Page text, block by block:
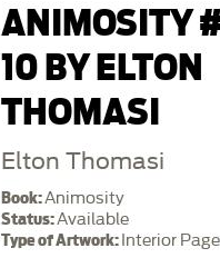
ANIMOSITY
10 BY ELTON
THOMASI
Elton Thomasi
Book:Animosity
Status:Available
Type of Artwork: Interior Page